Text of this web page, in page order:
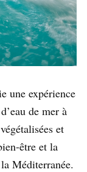
une expérience
de mer à
et
être et la
Méditerranée.